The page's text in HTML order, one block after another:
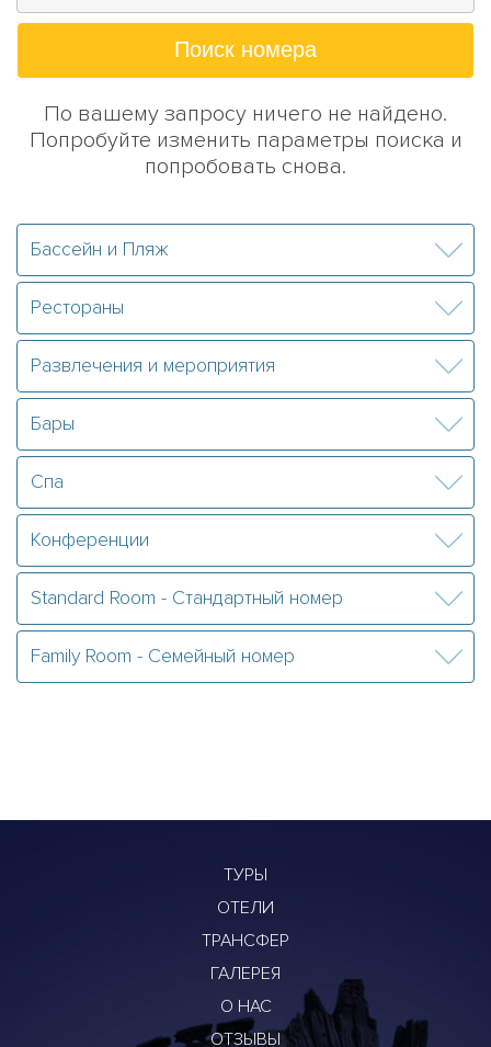
Поиск номера
По вашему запросу ничего не найдено.
Попробуйте изменить параметры поиска и
попробовать снова.
Бассейн и Пляж
Рестораны
Развлечения и мероприятия
Бары
Спа
Конференции
Standard Room - Стандартный номер
Family Room - Семейный номер
ТУРЫ
ОТЕЛИ
ТРАНСФЕР
ГАЛЕРЕЯ
О НАС
ОТЗЫВЫ